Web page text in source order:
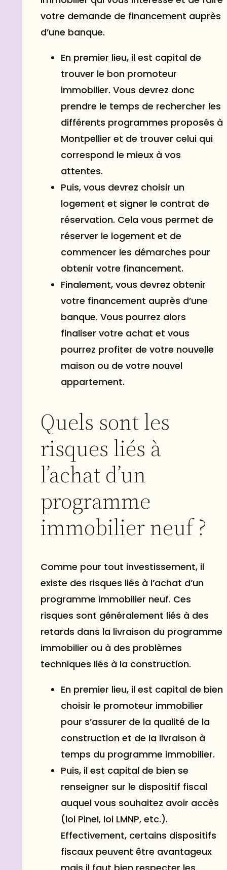
votre demande de financement auprès
d’une banque.
En premier lieu, il est capital de
trouver le bon promoteur
immobilier. Vous devrez donc
prendre le temps de rechercher les
différents programmes proposés à
Montpellier et de trouver celui qui
correspond le mieux à vos
attentes.
Puis, vous devrez choisir un
logement et signer le contrat de
réservation. Cela vous permet de
réserver le logement et de
commencer les démarches pour
obtenir votre financement.
Finalement, vous devrez obtenir
votre financement auprès d’une
banque. Vous pourrez alors
finaliser votre achat et vous
pourrez profiter de votre nouvelle
maison ou de votre nouvel
appartement.
Quels sont les
risques liés à
l’achat d’un
programme
immobilier neuf ?
Comme pour tout investissement, il
existe des risques liés à l’achat d’un
programme immobilier neuf. Ces
risques sont généralement liés à des
retards dans la livraison du programme
immobilier ou à des problèmes
techniques liés à la construction.
En premier lieu, il est capital de bien
choisir le promoteur immobilier
pour s’assurer de la qualité de la
construction et de la livraison à
temps du programme immobilier.
Puis, il est capital de bien se
renseigner sur le dispositif fiscal
auquel vous souhaitez avoir accès
(loi Pinel, loi LMNP, etc.).
Effectivement, certains dispositifs
fiscaux peuvent être avantageux